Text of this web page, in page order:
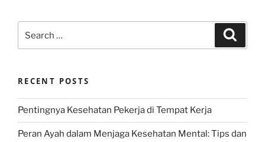
for:
RECENT POSTS
Pentingnya Kesehatan Pekerja di Tempat Kerja
Peran Ayah dalam Menjaga Kesehatan Mental: Tips dan